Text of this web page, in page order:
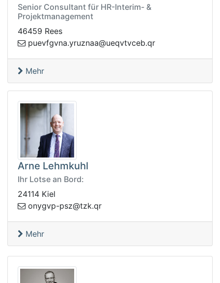
Senior Consultant für HR-Interim- &
Projektmanagement
46459 Rees
rq.becvtvqeu@aanzury.anvgfveup
Mehr
Arne Lehmkuhl
Ihr Lotse an Bord:
24114 Kiel
rq.
kzt@zsp-pvgyno
Mehr